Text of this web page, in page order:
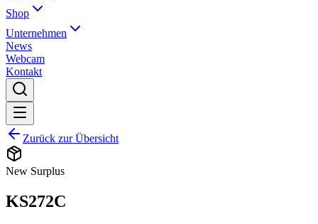
Shop
Unternehmen
News
Webcam
Kontakt
Zurück zur Übersicht
New Surplus
KS272C